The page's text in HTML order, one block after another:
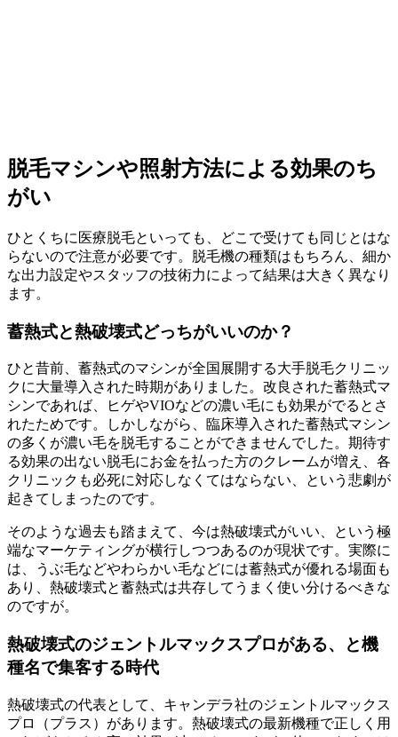
脱毛マシンや照射方法による効果のち
がい
ひとくちに医療脱毛といっても、どこで受けても同じとはな
らないので注意が必要です。脱毛機の種類はもちろん、細か
な出力設定やスタッフの技術力によって結果は大きく異なり
ます。
蓄熱式と熱破壊式どっちがいいのか？
ひと昔前、蓄熱式のマシンが全国展開する大手脱毛クリニッ
クに大量導入された時期がありました。改良された蓄熱式マ
シンであれば、ヒゲやVIOなどの濃い毛にも効果がでるとさ
れたためです。しかしながら、臨床導入された蓄熱式マシン
の多くが濃い毛を脱毛することができませんでした。期待す
る効果の出ない脱毛にお金を払った方のクレームが増え、各
クリニックも必死に対応しなくてはならない、という悲劇が
起きてしまったのです。
そのような過去も踏まえて、今は熱破壊式がいい、という極
端なマーケティングが横行しつつあるのが現状です。実際に
は、うぶ毛などやわらかい毛などには蓄熱式が優れる場面も
あり、熱破壊式と蓄熱式は共存してうまく使い分けるべきな
のですが。
熱破壊式のジェントルマックスプロがある、と機
種名で集客する時代
熱破壊式の代表として、キャンデラ社のジェントルマックス
プロ（プラス）があります。熱破壊式の最新機種で正しく用